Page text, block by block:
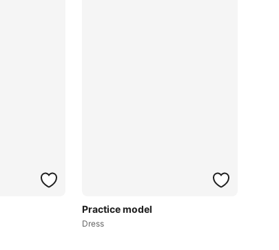
Practice model
Dress